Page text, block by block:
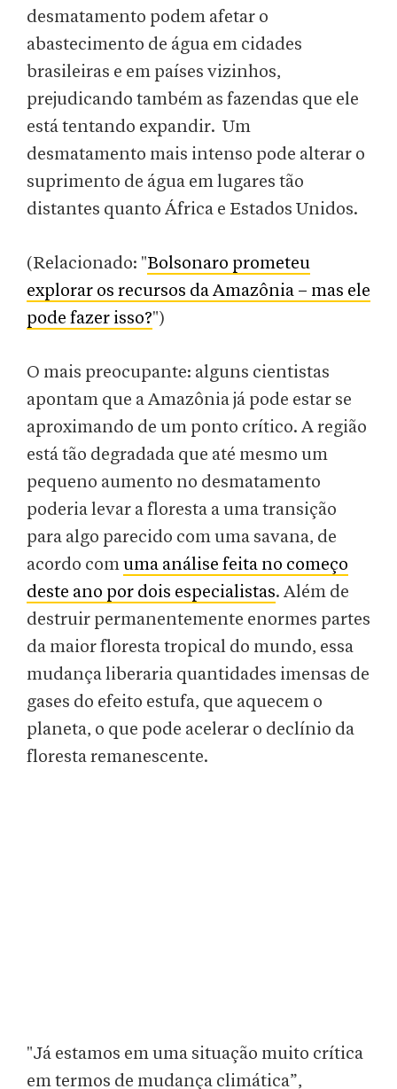
desmatamento podem afetar o
abastecimento de água em cidades
brasileiras e em países vizinhos,
prejudicando também as fazendas que ele
está tentando expandir. Um
desmatamento mais intenso pode alterar o
suprimento de água em lugares tão
distantes quanto África e Estados Unidos.
(Relacionado: "Bolsonaro prometeu
explorar os recursos da Amazônia – mas ele
pode fazer isso?")
O mais preocupante: alguns cientistas
apontam que a Amazônia já pode estar se
aproximando de um ponto crítico. A região
está tão degradada que até mesmo um
pequeno aumento no desmatamento
poderia levar a floresta a uma transição
para algo parecido com uma savana, de
acordo comuma análise feita no começo
deste ano por dois especialistas. Além de
destruir permanentemente enormes partes
da maior floresta tropical do mundo, essa
mudança liberaria quantidades imensas de
gases do efeito estufa, que aquecem o
planeta, o que pode acelerar o declínio da
floresta remanescente.
"Já estamos em uma situação muito crítica
em termos de mudança climática”,